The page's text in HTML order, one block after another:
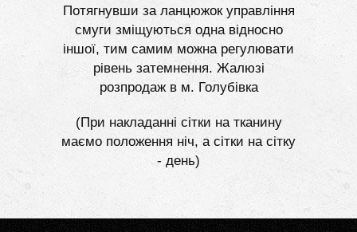
Потягнувши за ланцюжок управління
смуги зміщуються одна відносно
іншої, тим самим можна регулювати
рівень затемнення. Жалюзі
розпродаж в м. Голубівка
(При накладанні сітки на тканину
маємо положення ніч, а сітки на сітку
- день)